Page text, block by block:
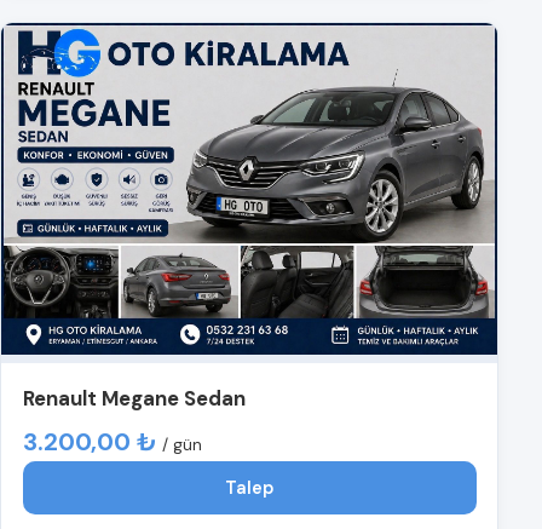
Renault Megane Sedan
3.200,00 ₺ / gün
Talep